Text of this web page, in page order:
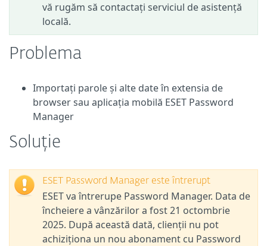
vă rugăm să contactați serviciul de asistență
locală.
Problema
Importați parole și alte date în extensia de
browser sau aplicația mobilă ESET Password
Manager
Soluție
ESET Password Manager este întrerupt
ESET va întrerupe Password Manager. Data de
încheiere a vânzărilor a fost 21 octombrie
2025. După această dată, clienții nu pot
achiziționa un nou abonament cu Password